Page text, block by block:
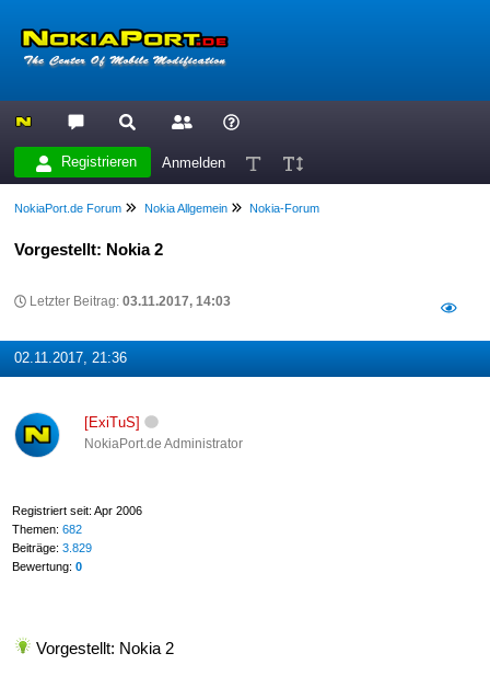
Registrieren Anmelden
NokiaPort.de Forum Nokia Allgemein Nokia-Forum
Vorgestellt: Nokia 2
Letzter Beitrag:03.11.2017, 14:03
02.11.2017, 21:36
[ExiTuS]
NokiaPort.de Administrator
Registriert seit: Apr 2006
Themen: 682
Beiträge: 3.829
Bewertung: 0
Vorgestellt: Nokia 2